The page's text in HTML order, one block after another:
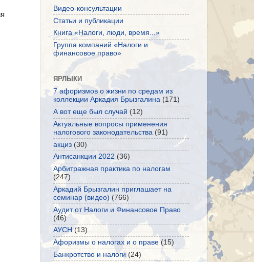
Видео-консультации
Статьи и публикации
Книга «Налоги, люди, время...»
Группа компаний «Налоги и
финансовое право»
ЯРЛЫКИ
7 афоризмов о жизни по средам из
коллекции Аркадия Брызгалина (171)
А вот еще был случай (12)
Актуальные вопросы применения
налогового законодательства (91)
акциз (30)
Антисанкции 2022 (36)
Арбитражная практика по налогам
(247)
Аркадий Брызгалин приглашает на
семинар (видео) (766)
Аудит от Налоги и Финансовое Право
(46)
АУСН (13)
Афоризмы о налогах и о праве (15)
Банкротство и налоги (24)